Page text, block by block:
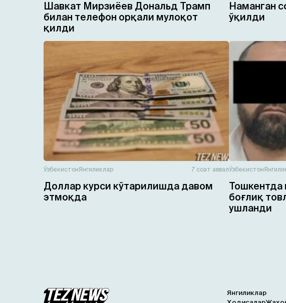
Шавкат Мирзиёев Дональд Трамп
билан телефон орқали мулоқот
қилди
Наманган
ўқилди
ЎзбекистонЯнгиликлар 7 соат аввал
Доллар курси кўтарилишда давом
этмоқда
Ўзбекистон
Тошкентда
боғлиқ
ушланди
Янгиликлар